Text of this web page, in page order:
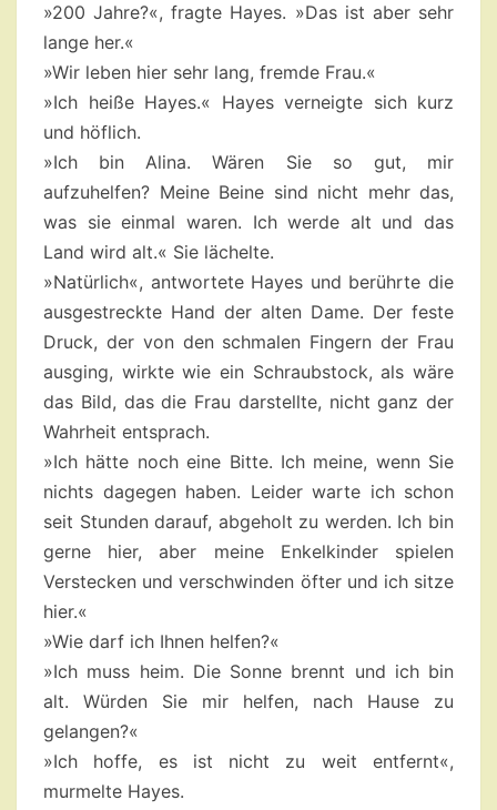
»200 Jahre?«, fragte Hayes. »Das ist aber sehr
lange her.«
»Wir leben hier sehr lang, fremde Frau.«
»Ich heiße Hayes.« Hayes verneigte sich kurz
und höflich.
»Ich bin Alina. Wären Sie so gut, mir
aufzuhelfen? Meine Beine sind nicht mehr das,
was sie einmal waren. Ich werde alt und das
Land wird alt.« Sie lächelte.
»Natürlich«, antwortete Hayes und berührte die
ausgestreckte Hand der alten Dame. Der feste
Druck, der von den schmalen Fingern der Frau
ausging, wirkte wie ein Schraubstock, als wäre
das Bild, das die Frau darstellte, nicht ganz der
Wahrheit entsprach.
»Ich hätte noch eine Bitte. Ich meine, wenn Sie
nichts dagegen haben. Leider warte ich schon
seit Stunden darauf, abgeholt zu werden. Ich bin
gerne hier, aber meine Enkelkinder spielen
Verstecken und verschwinden öfter und ich sitze
hier.«
»Wie darf ich Ihnen helfen?«
»Ich muss heim. Die Sonne brennt und ich bin
alt. Würden Sie mir helfen, nach Hause zu
gelangen?«
»Ich hoffe, es ist nicht zu weit entfernt«,
murmelte Hayes.